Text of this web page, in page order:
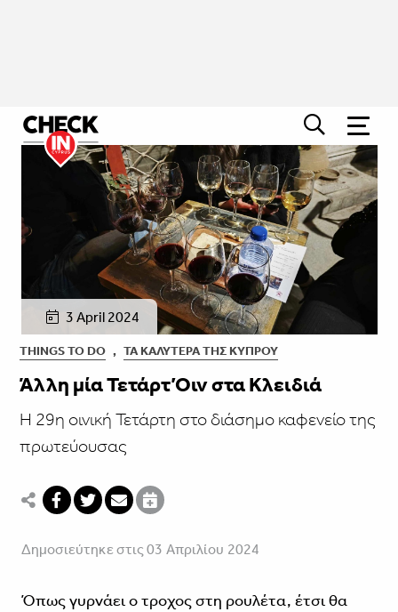
3 April 2024
THINGS TO DO , ΤΑ ΚΑΛΎΤΕΡΑ ΤΗΣ ΚΎΠΡΟΥ
Άλλη μία Τετάρτ’Οιν στα Κλειδιά
Η 29η οινική Τετάρτη στο διάσημο καφενείο της
πρωτεύουσας
Δημοσιεύτηκε στις 03 Απριλίου 2024
Όπως γυρνάει ο τροχος στη ρουλέτα, έτσι θα